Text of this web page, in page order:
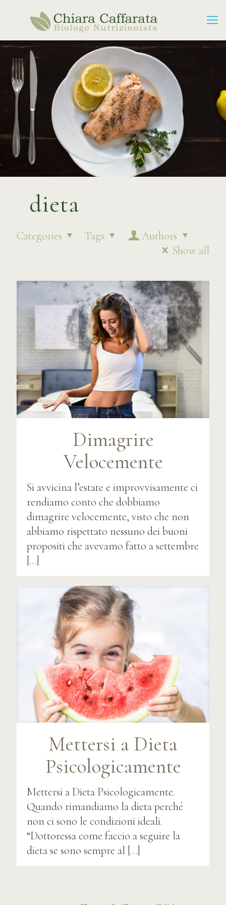
dieta
Categories Tags
Authors
Show all
Dimagrire
Velocemente
Si avvicina l’estate e improvvisamente ci
rendiamo conto che dobbiamo
dimagrire velocemente, visto che non
abbiamo rispettato nessuno dei buoni
propositi che avevamo fatto a settembre
[…]
Mettersi a Dieta
Psicologicamente
Mettersi a Dieta Psicologicamente.
Quando rimandiamo la dieta perché
non ci sono le condizioni ideali.
“Dottoressa come faccio a seguire la
dieta se sono sempre al […]